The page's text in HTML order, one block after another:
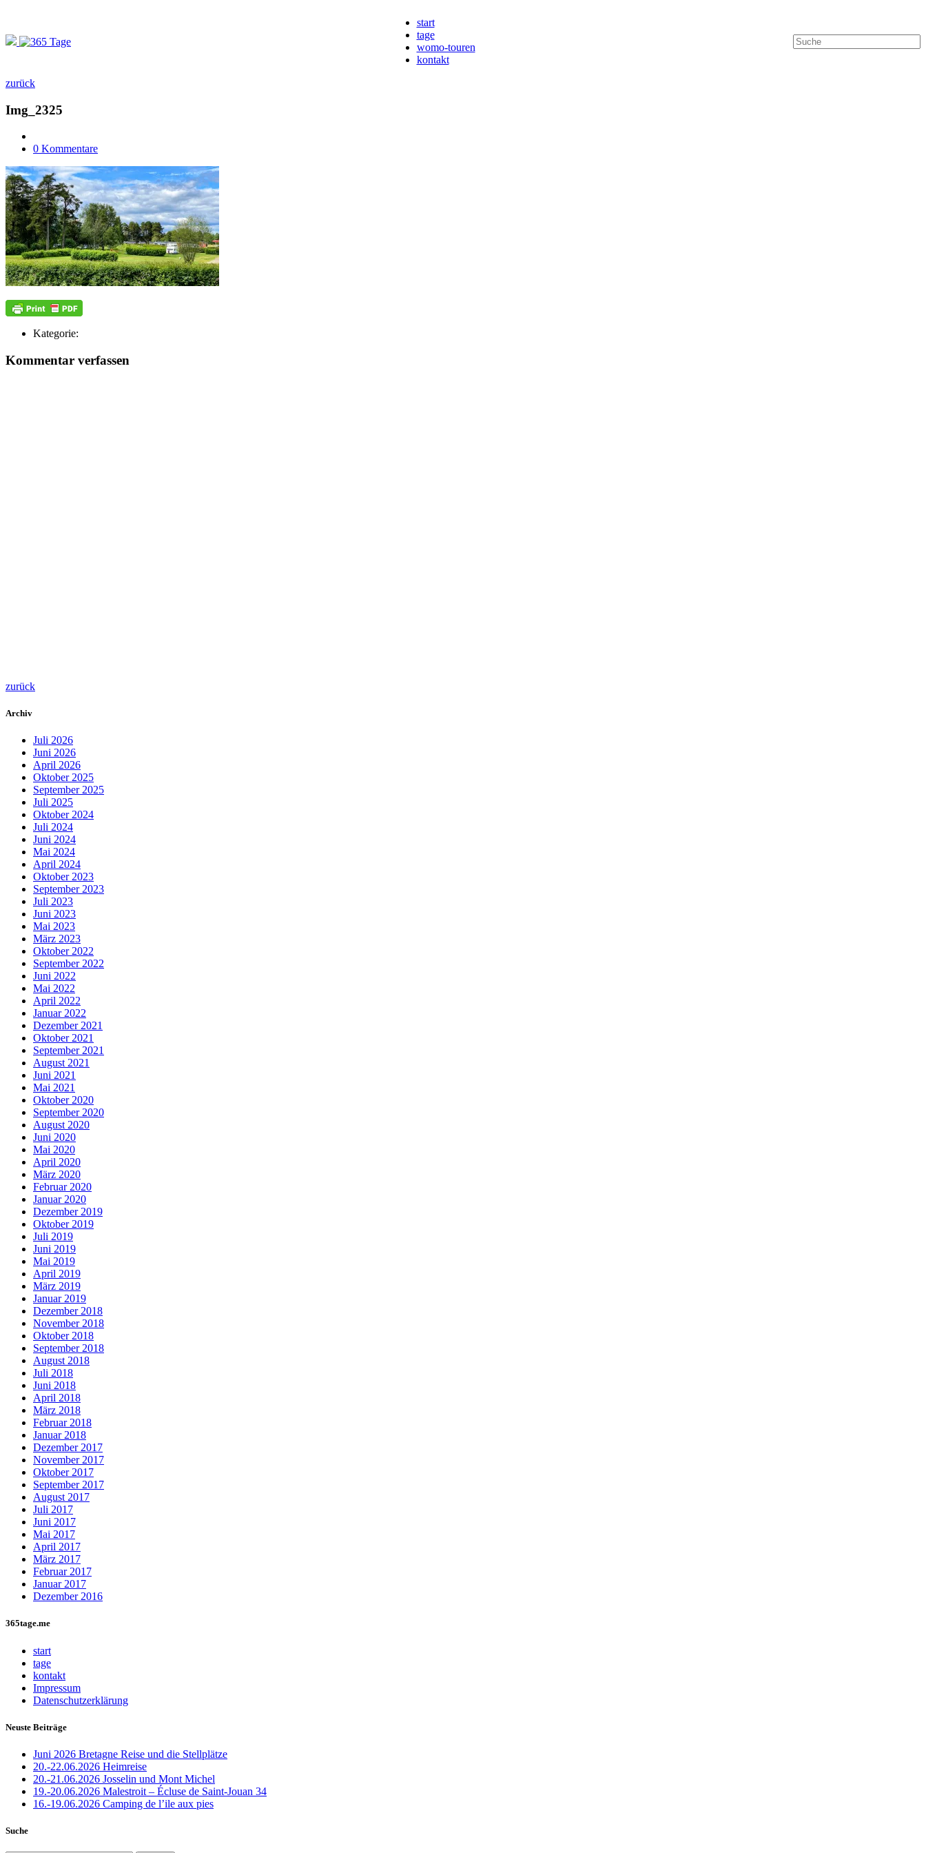
start
tage
womo-touren
kontakt
zurück
Img_2325
0 Kommentare
Kategorie:
Kommentar verfassen
zurück
Archiv
Juli 2026
Juni 2026
April 2026
Oktober 2025
September 2025
Juli 2025
Oktober 2024
Juli 2024
Juni 2024
Mai 2024
April 2024
Oktober 2023
September 2023
Juli 2023
Juni 2023
Mai 2023
März 2023
Oktober 2022
September 2022
Juni 2022
Mai 2022
April 2022
Januar 2022
Dezember 2021
Oktober 2021
September 2021
August 2021
Juni 2021
Mai 2021
Oktober 2020
September 2020
August 2020
Juni 2020
Mai 2020
April 2020
März 2020
Februar 2020
Januar 2020
Dezember 2019
Oktober 2019
Juli 2019
Juni 2019
Mai 2019
April 2019
März 2019
Januar 2019
Dezember 2018
November 2018
Oktober 2018
September 2018
August 2018
Juli 2018
Juni 2018
April 2018
März 2018
Februar 2018
Januar 2018
Dezember 2017
November 2017
Oktober 2017
September 2017
August 2017
Juli 2017
Juni 2017
Mai 2017
April 2017
März 2017
Februar 2017
Januar 2017
Dezember 2016
365tage.me
start
tage
kontakt
Impressum
Datenschutzerklärung
Neuste Beiträge
Juni 2026 Bretagne Reise und die Stellplätze
20.-22.06.2026 Heimreise
20.-21.06.2026 Josselin und Mont Michel
19.-20.06.2026 Malestroit – Écluse de Saint-Jouan 34
16.-19.06.2026 Camping de l’ile aux pies
Suche